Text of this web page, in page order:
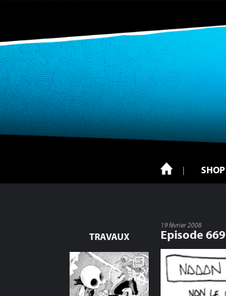
SHOP
TRAVAUX
19 février 2008
Episode 669